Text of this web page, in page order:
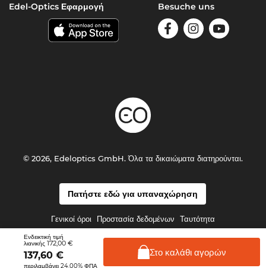
Ενδεικτική τιμή
λιανικής 172,00 €
137,60 €
περιλαμβάνει 24.00% ΦΠΑ
Στο καλάθιαγορών
Edel-Optics Εφαρμογή Besuche uns
Πατήστε εδώ για υπαναχώρηση
Γενικοί όροι Προστασία δεδομένων Ταυτότητα
© 2026, Edeloptics GmbH. Όλα τα δικαιώματα διατηρούνται.